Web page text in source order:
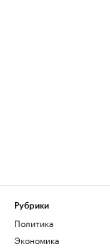
Рубрики
Политика
Экономика